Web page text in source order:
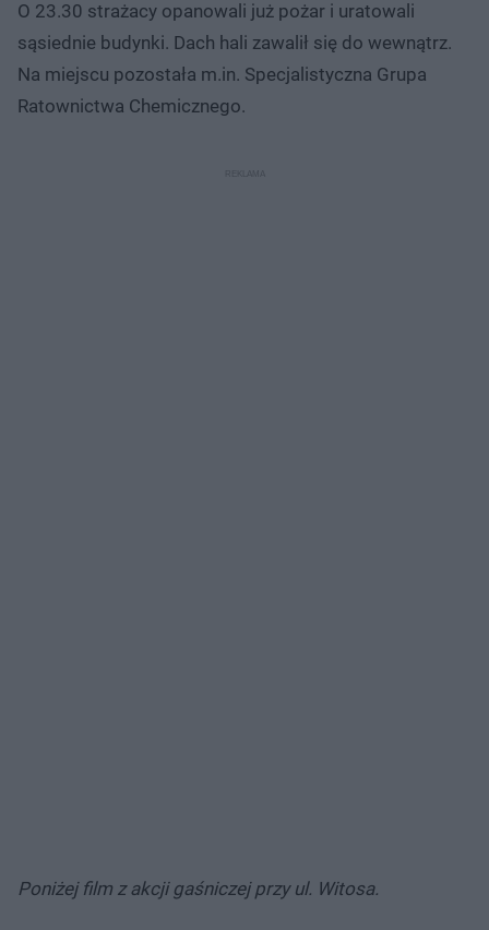
O 23.30 strażacy opanowali już pożar i uratowali
sąsiednie budynki. Dach hali zawalił się do wewnątrz.
Na miejscu pozostała m.in. Specjalistyczna Grupa
Ratownictwa Chemicznego.
Poniżej film z akcji gaśniczej przy ul. Witosa.